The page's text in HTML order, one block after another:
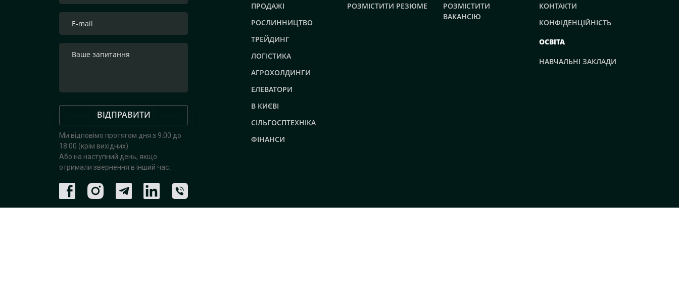
ВІДПРАВИТИ
Ми відповімо протягом дня з 9:00 до
18:00 (крім вихідних).
Або на наступний день, якщо
отримали звернення в інший час.
ПРОДАЖІ
РОСЛИННИЦТВО
ТРЕЙДИНГ
ЛОГІСТИКА
АГРОХОЛДИНГИ
ЕЛЕВАТОРИ
В КИЄВІ
СІЛЬГОСПТЕХНІКА
ФІНАНСИ
РОЗМІСТИТИ РЕЗЮМЕ
РОЗМІСТИТИ
ВАКАНСІЮ
КОНТАКТИ
КОНФІДЕНЦІЙНІСТЬ
ОСВІТА
НАВЧАЛЬНІ ЗАКЛАДИ